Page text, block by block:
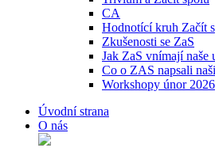
CA
Hodnotící kruh Začít
Zkušenosti se ZaS
Jak ZaS vnímají naše
Co o ZAS napsali
Workshopy únor 2026
Úvodní strana
O nás